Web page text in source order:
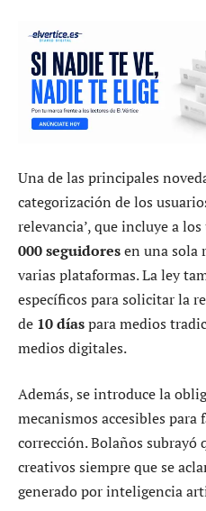
Una de las principales
categorización de los
relevancia’, que incluye a
000 seguidoresen una sola
varias plataformas. La ley
específicos para solicitar la
de 10 díaspara medios
medios digitales.
Además, se introduce la
mecanismos accesibles
corrección. Bolaños subrayó
creativos siempre que se
generado por inteligencia